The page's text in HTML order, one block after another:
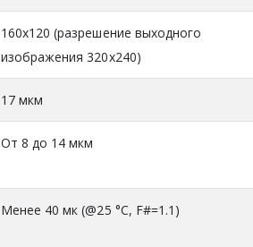
160x120 (разрешение выходного
изображения 320x240)
17 мкм
От 8 до 14 мкм
Менее 40 мк (@25 °C, F#=1.1)